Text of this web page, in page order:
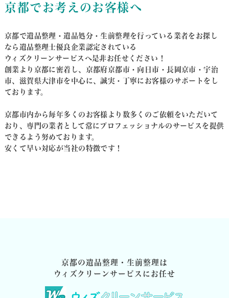
京都でお考えのお客様へ
京都で遺品整理・遺品処分・生前整理を行っている業者をお探し
なら遺品整理士優良企業認定されている
ウィズクリーンサービスへ是非お任せください！
創業より京都に密着し、京都府京都市・向日市・長岡京市・宇治
市、滋賀県大津市を中心に、誠実・丁寧にお客様のサポートをし
ております。
京都市内から毎年多くのお客様より数多くのご依頼をいただいて
おり、専門の業者として常にプロフェッショナルのサービスを提供
できるよう努めております。
安くて早い対応が当社の特徴です！
京都の遺品整理・生前整理は
ウィズクリーンサービスにお任せ